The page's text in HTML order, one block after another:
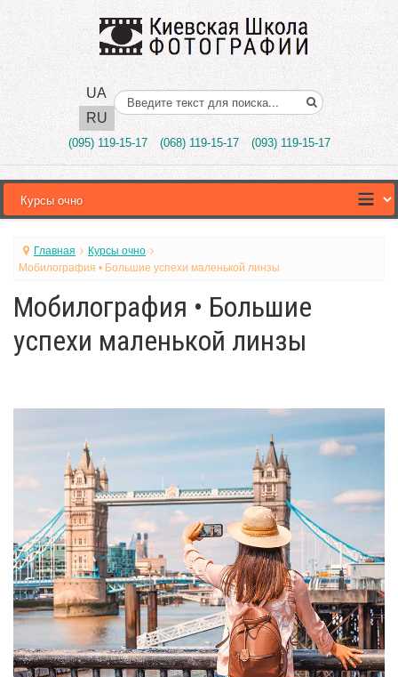
UA
RU
Поиск..
(095) 119-15-17 (068) 119-15-17 (093) 119-15-17
Главная
Курсы очно
Мобилография • Большие успехи маленькой линзы
Мобилография • Большие
успехи маленькой линзы